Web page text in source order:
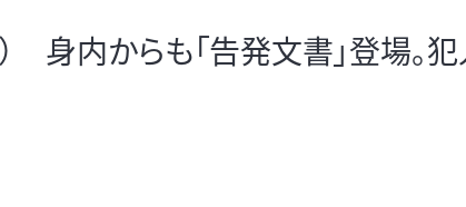
身内からも「告発文書」登場。